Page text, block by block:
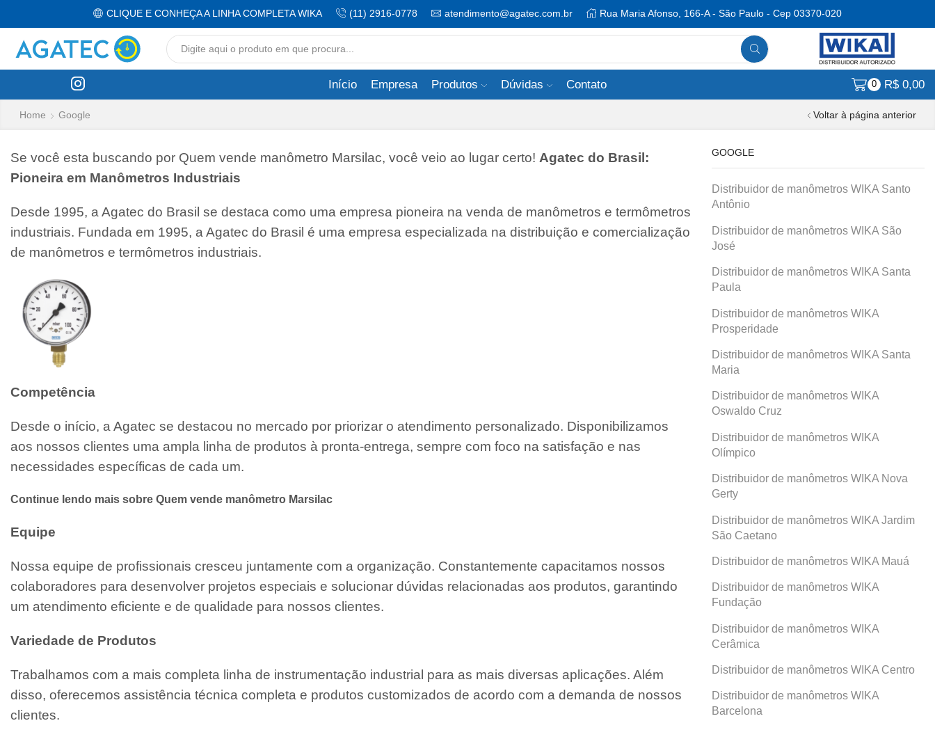
CLIQUE E CONHEÇA A LINHA COMPLETA WIKA (11) 2916-0778 atendimento@agatec.com.br Rua Maria Afonso, 166-A - São Paulo - Cep 03370-020
input
Início Empresa Produtos Dúvidas Contato 0 R$0,00
Voltar à página anterior
Home Google
Se você esta buscando por Quem vende manômetro Marsilac, você veio ao lugar certo! Agatec do Brasil:
Pioneira em Manômetros Industriais
Desde 1995, a Agatec do Brasil se destaca como uma empresa pioneira na venda de manômetros e termômetros
industriais. Fundada em 1995, a Agatec do Brasil é uma empresa especializada na distribuição e comercialização
de manômetros e termômetros industriais.
Competência
Desde o início, a Agatec se destacou no mercado por priorizar o atendimento personalizado. Disponibilizamos
aos nossos clientes uma ampla linha de produtos à pronta-entrega, sempre com foco na satisfação e nas
necessidades específicas de cada um.
Continue lendo mais sobre Quem vende manômetro Marsilac
Equipe
Nossa equipe de profissionais cresceu juntamente com a organização. Constantemente capacitamos nossos
colaboradores para desenvolver projetos especiais e solucionar dúvidas relacionadas aos produtos, garantindo
um atendimento eficiente e de qualidade para nossos clientes.
Variedade de Produtos
Trabalhamos com a mais completa linha de instrumentação industrial para as mais diversas aplicações. Além
disso, oferecemos assistência técnica completa e produtos customizados de acordo com a demanda de nossos
clientes.
GOOGLE
Distribuidor de manômetros WIKA Santo
Antônio
Distribuidor de manômetros WIKA São
José
Distribuidor de manômetros WIKA Santa
Paula
Distribuidor de manômetros WIKA
Prosperidade
Distribuidor de manômetros WIKA Santa
Maria
Distribuidor de manômetros WIKA
Oswaldo Cruz
Distribuidor de manômetros WIKA
Olímpico
Distribuidor de manômetros WIKA Nova
Gerty
Distribuidor de manômetros WIKA Jardim
São Caetano
Distribuidor de manômetros WIKA Mauá
Distribuidor de manômetros WIKA
Fundação
Distribuidor de manômetros WIKA
Cerâmica
Distribuidor de manômetros WIKA Centro
Distribuidor de manômetros WIKA
Barcelona